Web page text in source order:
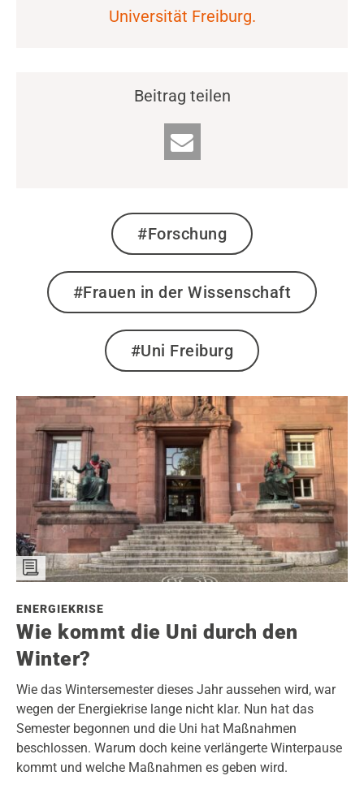
Universität Freiburg.
Beitrag teilen
#Forschung
#Frauen in der Wissenschaft
#Uni Freiburg
ENERGIEKRISE
Wie kommt die Uni durch den
Winter?
Wie das Wintersemester dieses Jahr aussehen wird, war
wegen der Energiekrise lange nicht klar. Nun hat das
Semester begonnen und die Uni hat Maßnahmen
beschlossen. Warum doch keine verlängerte Winterpause
kommt und welche Maßnahmen es geben wird.